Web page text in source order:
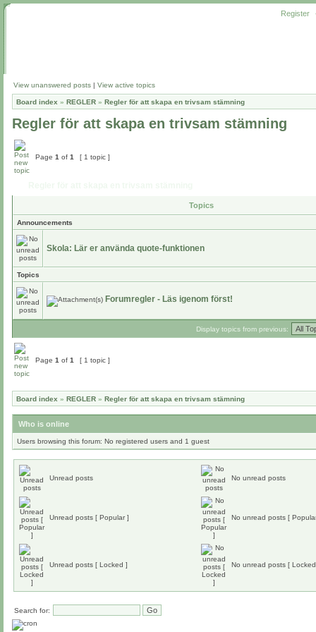
Register
View unanswered posts | View active topics
Board index » REGLER » Regler för att skapa en trivsam stämning
Regler för att skapa en trivsam stämning
Page 1 of 1 [ 1 topic ]
Topics
Announcements
Skola: Lär er använda quote-funktionen
Topics
Forumregler - Läs igenom först!
Display topics from previous:
Page 1 of 1 [ 1 topic ]
Board index » REGLER » Regler för att skapa en trivsam stämning
Who is online
Users browsing this forum: No registered users and 1 guest
Unread posts No unread posts
Unread posts [ Popular ] No unread posts [
Unread posts [ Locked ] No unread posts [
Search for: